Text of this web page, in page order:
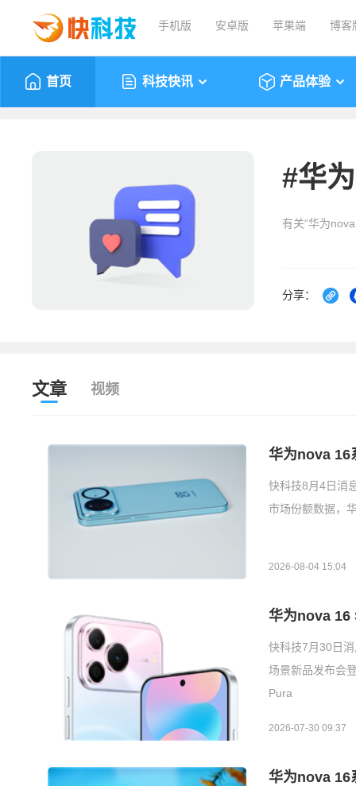
手机版 安卓版 苹果端 博客
首页 科技快讯 产品体验
#华
有关“华为
分享：
文章 视频
华为nova 16
快科技8月4日消
市场份额数据，
2026-08-04 15:04
华为nova 16
快科技7月30日
场景新品发布会
Pura
2026-07-30 09:37
华为nova 16